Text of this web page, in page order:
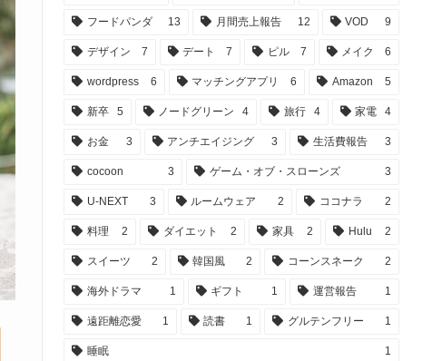
フードパンダ 13 月間売上報告 12 VOD 9
デザイン 7 デート 7 ピル 7 メイク 6
wordpress 6 マッチングアプリ 6 Amazon 5
新卒 5 ノードグリーン 4 旅行 4 家電 4
お金 3 アンチエイジング 3 生活費報告 3
cocoon 3 ゲーム・オブ・スローンズ 3
U-NEXT 3 ルームウェア 2 ココナラ 2
料理 2 ダイエット 2 家具 2 Hulu 2
スイーツ 2 韓国風 2 コーンスネーク 2
海外ドラマ 1 ギフト 1 運営報告 1
遠距離恋愛 1 読書 1 グルテンフリー 1
睡眠 1